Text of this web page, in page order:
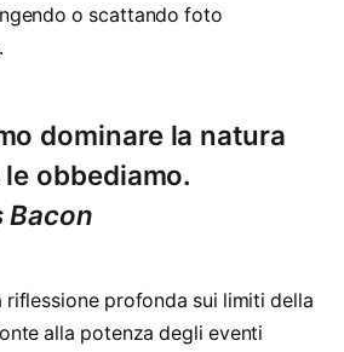
o scattando foto
dominare la natura
obbediamo.
Bacon
riflessione profonda sui limiti della
alla potenza degli eventi